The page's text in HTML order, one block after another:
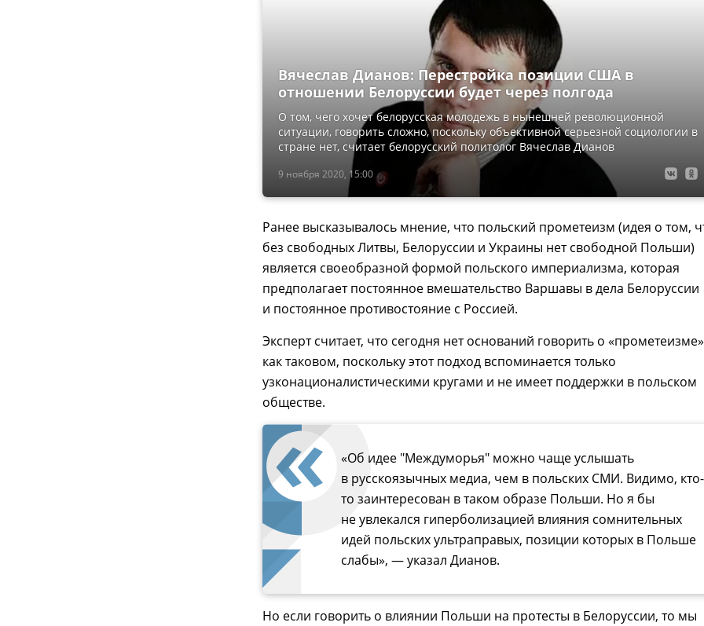
9 ноября 2020, 15:00
Вячеслав Дианов: Перестройка позиции США в
отношении Белоруссии будет через полгода
О том, чего хочет белорусская молодежь в нынешней революционной
ситуации, говорить сложно, поскольку объективной серьезной социологии в
стране нет, считает белорусский политолог Вячеслав Дианов
Ранее высказывалось мнение, что польский прометеизм (идея о том,
без свободных Литвы, Белоруссии и Украины нет свободной Польши)
является своеобразной формой польского империализма, которая
предполагает постоянное вмешательство Варшавы в дела Белоруссии
и постоянное противостояние с Россией.
Эксперт считает, что сегодня нет оснований говорить о «прометеизме»
как таковом, поскольку этот подход вспоминается только
узконационалистическими кругами и не имеет поддержки в польском
обществе.
«Об идее "Междуморья" можно чаще услышать
в русскоязычных медиа, чем в польских СМИ. Видимо, кто-
то заинтересован в таком образе Польши. Но я бы
не увлекался гиперболизацией влияния сомнительных
идей польских ультраправых, позиции которых в Польше
слабы», — указал Дианов.
Но если говорить о влиянии Польши на протесты в Белоруссии, то мы